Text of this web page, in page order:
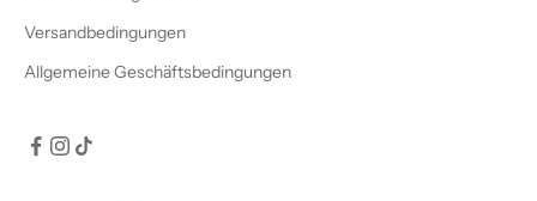
Versandbedingungen
Allgemeine Geschäftsbedingungen